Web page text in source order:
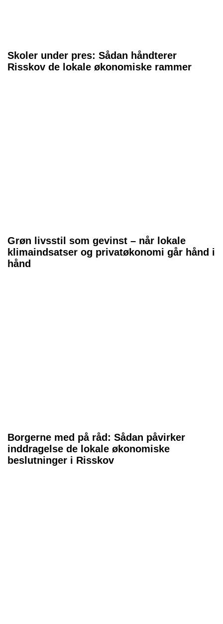
Skoler under pres: Sådan håndterer
Risskov de lokale økonomiske rammer
Grøn livsstil som gevinst – når lokale
klimaindsatser og privatøkonomi går hånd i
hånd
Borgerne med på råd: Sådan påvirker
inddragelse de lokale økonomiske
beslutninger i Risskov